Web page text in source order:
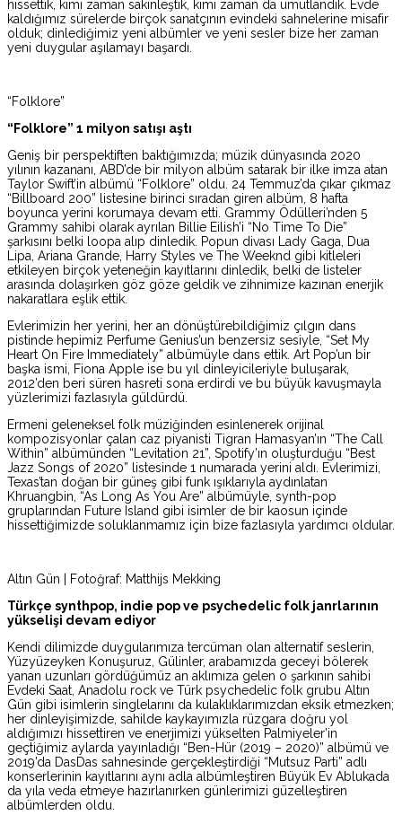
hissettik, kimi zaman sakinleştik, kimi zaman da umutlandık. Evde
kaldığımız sürelerde birçok sanatçının evindeki sahnelerine misafir
olduk; dinlediğimiz yeni albümler ve yeni sesler bize her zaman
yeni duygular aşılamayı başardı.
“Folklore”
“Folklore” 1 milyon satışı aştı
Geniş bir perspektiften baktığımızda; müzik dünyasında 2020
yılının kazananı, ABD’de bir milyon albüm satarak bir ilke imza atan
Taylor Swift’in albümü “Folklore” oldu. 24 Temmuz’da çıkar çıkmaz
“Billboard 200” listesine birinci sıradan giren albüm, 8 hafta
boyunca yerini korumaya devam etti. Grammy Ödülleri’nden 5
Grammy sahibi olarak ayrılan Billie Eilish’i “No Time To Die”
şarkısını belki loopa alıp dinledik. Popun divası Lady Gaga, Dua
Lipa, Ariana Grande, Harry Styles ve The Weeknd gibi kitleleri
etkileyen birçok yeteneğin kayıtlarını dinledik, belki de listeler
arasında dolaşırken göz göze geldik ve zihnimize kazınan enerjik
nakaratlara eşlik ettik.
Evlerimizin her yerini, her an dönüştürebildiğimiz çılgın dans
pistinde hepimiz Perfume Genius’un benzersiz sesiyle, “Set My
Heart On Fire Immediately” albümüyle dans ettik. Art Pop’un bir
başka ismi, Fiona Apple ise bu yıl dinleyicileriyle buluşarak,
2012’den beri süren hasreti sona erdirdi ve bu büyük kavuşmayla
yüzlerimizi fazlasıyla güldürdü.
Ermeni geleneksel folk müziğinden esinlenerek orijinal
kompozisyonlar çalan caz piyanisti Tigran Hamasyan’ın “The Call
Within” albümünden “Levitation 21”, Spotify’ın oluşturduğu “Best
Jazz Songs of 2020” listesinde 1 numarada yerini aldı. Evlerimizi,
Texas’tan doğan bir güneş gibi funk ışıklarıyla aydınlatan
Khruangbin, “As Long As You Are” albümüyle, synth-pop
gruplarından Future Island gibi isimler de bir kaosun içinde
hissettiğimizde soluklanmamız için bize fazlasıyla yardımcı oldular.
Altın Gün | Fotoğraf: Matthijs Mekking
Türkçe synthpop, indie pop ve psychedelic folk janrlarının
yükselişi devam ediyor
Kendi dilimizde duygularımıza tercüman olan alternatif seslerin,
Yüzyüzeyken Konuşuruz, Gülinler, arabamızda geceyi bölerek
yanan uzunları gördüğümüz an aklımıza gelen o şarkının sahibi
Evdeki Saat, Anadolu rock ve Türk psychedelic folk grubu Altın
Gün gibi isimlerin singlelarını da kulaklıklarımızdan eksik etmezken;
her dinleyişimizde, sahilde kaykayımızla rüzgara doğru yol
aldığımızı hissettiren ve enerjimizi yükselten Palmiyeler’in
geçtiğimiz aylarda yayınladığı “Ben-Hür (2019 – 2020)” albümü ve
2019’da DasDas sahnesinde gerçekleştirdiği “Mutsuz Parti” adlı
konserlerinin kayıtlarını aynı adla albümleştiren Büyük Ev Ablukada
da yıla veda etmeye hazırlanırken günlerimizi güzelleştiren
albümlerden oldu.